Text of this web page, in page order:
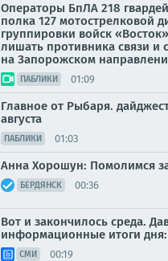
Операторы БпЛА 218
полка 127 мотострелковой
группировки войск
лишать противника связи и
на Запорожском
ПАБЛИКИ 01:09
Главное от Рыбаря.
августа
ПАБЛИКИ 01:03
Анна Хорошун: Помолимся
БЕРДЯНСК 00:36
Вот и закончилось среда.
информационные итоги дня:
СМИ 00:19